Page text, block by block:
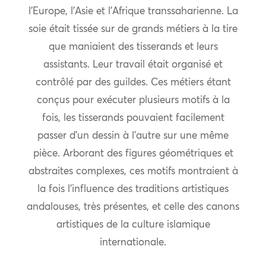
l’Europe, l’Asie et l’Afrique transsaharienne. La
soie était tissée sur de grands métiers à la tire
que maniaient des tisserands et leurs
assistants. Leur travail était organisé et
contrôlé par des guildes. Ces métiers étant
conçus pour exécuter plusieurs motifs à la
fois, les tisserands pouvaient facilement
passer d’un dessin à l’autre sur une même
pièce. Arborant des figures géométriques et
abstraites complexes, ces motifs montraient à
la fois l’influence des traditions artistiques
andalouses, très présentes, et celle des canons
artistiques de la culture islamique
internationale.